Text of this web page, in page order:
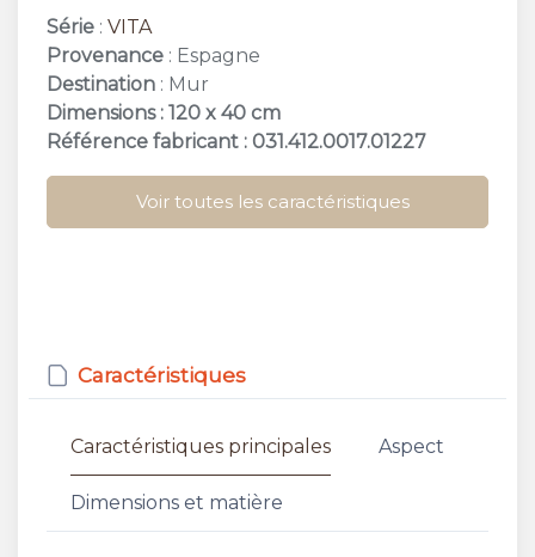
Série : VITA
Provenance : Espagne
Destination : Mur
Dimensions : 120 x 40 cm
Référence fabricant : 031.412.0017.01227
Voir toutes les caractéristiques
Caractéristiques
Caractéristiques principales Aspect
Dimensions et matière